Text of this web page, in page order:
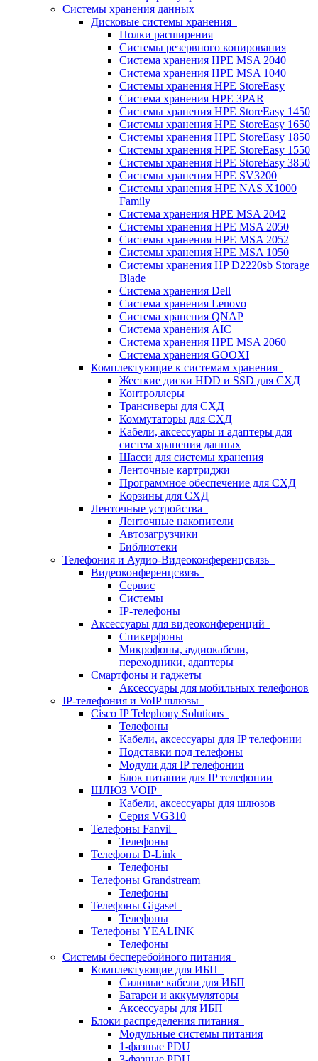
Системы хранения данных
Дисковые системы хранения
Полки расширения
Системы резервного копирования
Система хранения HPE MSA 2040
Система хранения HPE MSA 1040
Системы хранения HPE StoreEasy
Система хранения HPE 3PAR
Системы хранения HPE StoreEasy 1450
Системы хранения HPE StoreEasy 1650
Системы хранения HPE StoreEasy 1850
Системы хранения HPE StoreEasy 1550
Системы хранения HPE StoreEasy 3850
Системы хранения HPE SV3200
Системы хранения HPE NAS X1000
Family
Система хранения HPE MSA 2042
Системы хранения HPE MSA 2050
Системы хранения HPE MSA 2052
Системы хранения HPE MSA 1050
Системы хранения HP D2220sb Storage
Blade
Система хранения Dell
Система хранения Lenovo
Система хранения QNAP
Система хранения AIC
Система хранения HPE MSA 2060
Система хранения GOOXI
Комплектующие к системам хранения
Жесткие диски HDD и SSD для СХД
Контроллеры
Трансиверы для СХД
Коммутаторы для СХД
Кабели, аксессуары и адаптеры для
систем хранения данных
Шасси для системы хранения
Ленточные картриджи
Программное обеспечение для СХД
Корзины для СХД
Ленточные устройства
Ленточные накопители
Автозагрузчики
Библиотеки
Телефония и Аудио-Видеоконференцсвязь
Видеоконференцсвязь
Сервис
Системы
IP-телефоны
Аксессуары для видеоконференций
Спикерфоны
Микрофоны, аудиокабели,
переходники, адаптеры
Смартфоны и гаджеты
Аксессуары для мобильных телефонов
IP-телефония и VoIP шлюзы
Cisco IP Telephony Solutions
Телефоны
Кабели, аксессуары для IP телефонии
Подставки под телефоны
Модули для IP телефонии
Блок питания для IP телефонии
ШЛЮЗ VOIP
Кабели, аксессуары для шлюзов
Серия VG310
Телефоны Fanvil
Телефоны
Телефоны D-Link
Телефоны
Телефоны Grandstream
Телефоны
Телефоны Gigaset
Телефоны
Телефоны YEALINK
Телефоны
Системы бесперебойного питания
Комплектующие для ИБП
Силовые кабели для ИБП
Батареи и аккумуляторы
Аксессуары для ИБП
Блоки распределения питания
Модульные системы питания
1-фазные PDU